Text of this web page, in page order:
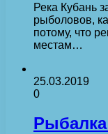
Река Кубань
рыболовов,
потому, что
местам…
25.03.2019
0